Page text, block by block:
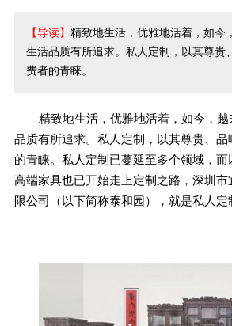
【导读】 精致地生活，优雅地活着，如今
生活品质有所追求。私人定制，以其尊贵
费者的青睐。
精致地生活，优雅地活着，如今，
品质有所追求。私人定制，以其尊贵、
的青睐。私人定制已蔓延至多个领域，
高端家具也已开始走上定制之路，深圳
限公司（以下简称泰和园），就是私人定